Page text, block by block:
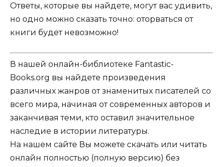
Ответы, которые вы найдете, могут вас удивить,
но одно можно сказать точно: оторваться от
книги будет невозможно!
В нашей онлайн-библиотеке Fantastic-
Books.org вы найдете произведения
различных жанров от знаменитых писателей со
всего мира, начиная от современных авторов и
заканчивая теми, кто оставил значительное
наследие в истории литературы.
На нашем сайте Вы можете скачать или читать
онлайн полностью (полную версию) без